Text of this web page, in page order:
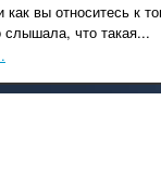
вы относитесь к
что такая...